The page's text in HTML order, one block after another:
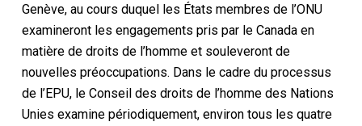
Genève, au cours duquel les États membres de l’ONU
examineront les engagements pris par le Canada en
matière de droits de l’homme et souleveront de
nouvelles préoccupations. Dans le cadre du processus
de l’EPU, le Conseil des droits de l’homme des Nations
Unies examine périodiquement, environ tous les quatre